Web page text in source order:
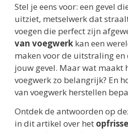
Stel je eens voor: een gevel
uitziet, metselwerk dat
voegen die perfect zijn
van voegwerk kan een
maken voor de uitstraling
jouw gevel. Maar wat maakt
voegwerk zo belangrijk? En
van voegwerk herstellen
Ontdek de antwoorden op
in dit artikel over het